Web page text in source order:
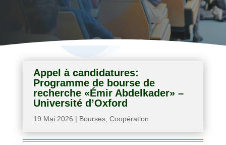
Appel à candidatures:
Programme de bourse de
recherche «Émir Abdelkader» –
Université d’Oxford
19 Mai 2026 | Bourses, Coopération